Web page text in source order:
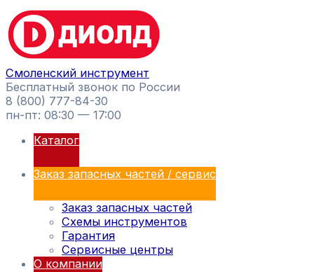
Перейти
к
содержимому
Смоленский инструмент
Бесплатный звонок по России
8 (800) 777-84-30
пн-пт: 08:30 — 17:00
Каталог
Заказ запасных частей / сервис
Заказ запасных частей
Схемы инструментов
Гарантия
Сервисные центры
О компании
Поиск
товаров